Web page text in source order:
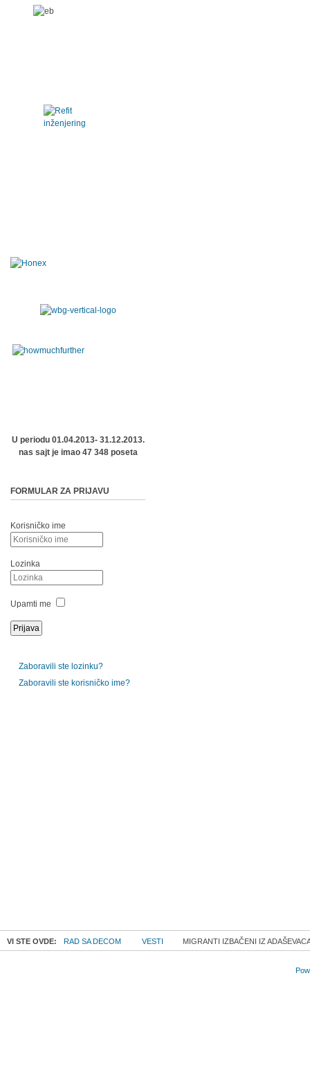
U periodu 01.04.2013- 31.12.2013.
nas sajt je imao 47 348 poseta
FORMULAR ZA PRIJAVU
Korisničko ime
Lozinka
Upamti me
Zaboravili ste lozinku?
Zaboravili ste korisničko ime?
VI STE OVDE: RAD SA DECOM VESTI MIGRANTI IZBAČENI IZ